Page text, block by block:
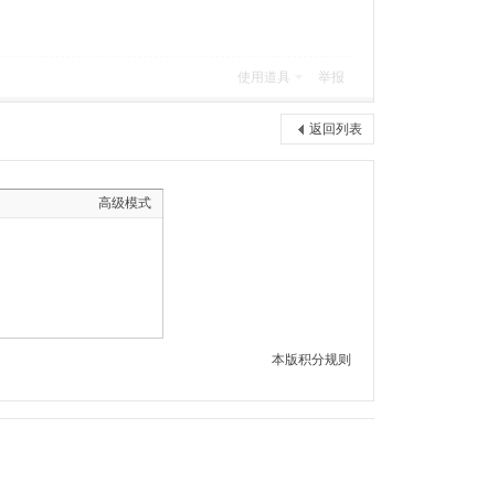
使用道具 举报
返回列表
高级模式
本版积分规则